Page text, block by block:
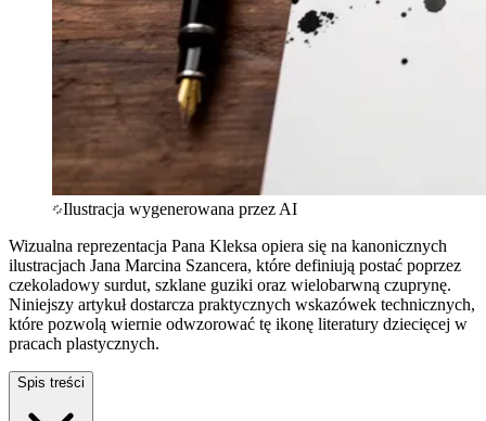
Ilustracja wygenerowana przez AI
Wizualna reprezentacja Pana Kleksa opiera się na kanonicznych
ilustracjach Jana Marcina Szancera, które definiują postać poprzez
czekoladowy surdut, szklane guziki oraz wielobarwną czuprynę.
Niniejszy artykuł dostarcza praktycznych wskazówek technicznych,
które pozwolą wiernie odwzorować tę ikonę literatury dziecięcej w
pracach plastycznych.
Spis treści